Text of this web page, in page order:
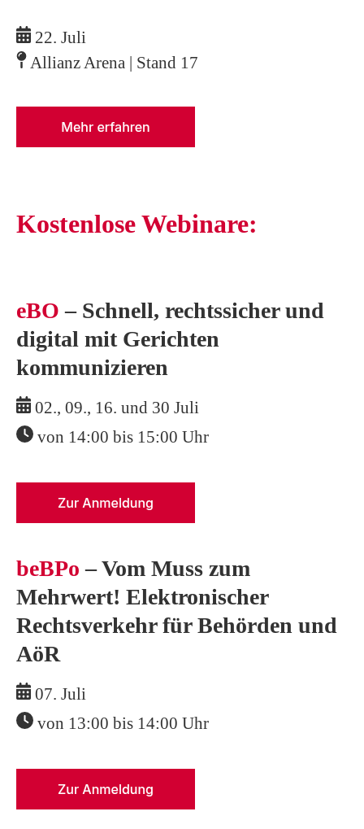
22. Juli
Allianz Arena | Stand 17
Kostenlose Webinare:
eBO – Schnell, rechtssicher und
digital mit Gerichten
kommunizieren
02., 09., 16. und 30 Juli
von 14:00 bis 15:00 Uhr
beBPo– Vom Muss zum
Mehrwert! Elektronischer
Rechtsverkehr für Behörden und
AöR
07. Juli
von 13:00 bis 14:00 Uhr